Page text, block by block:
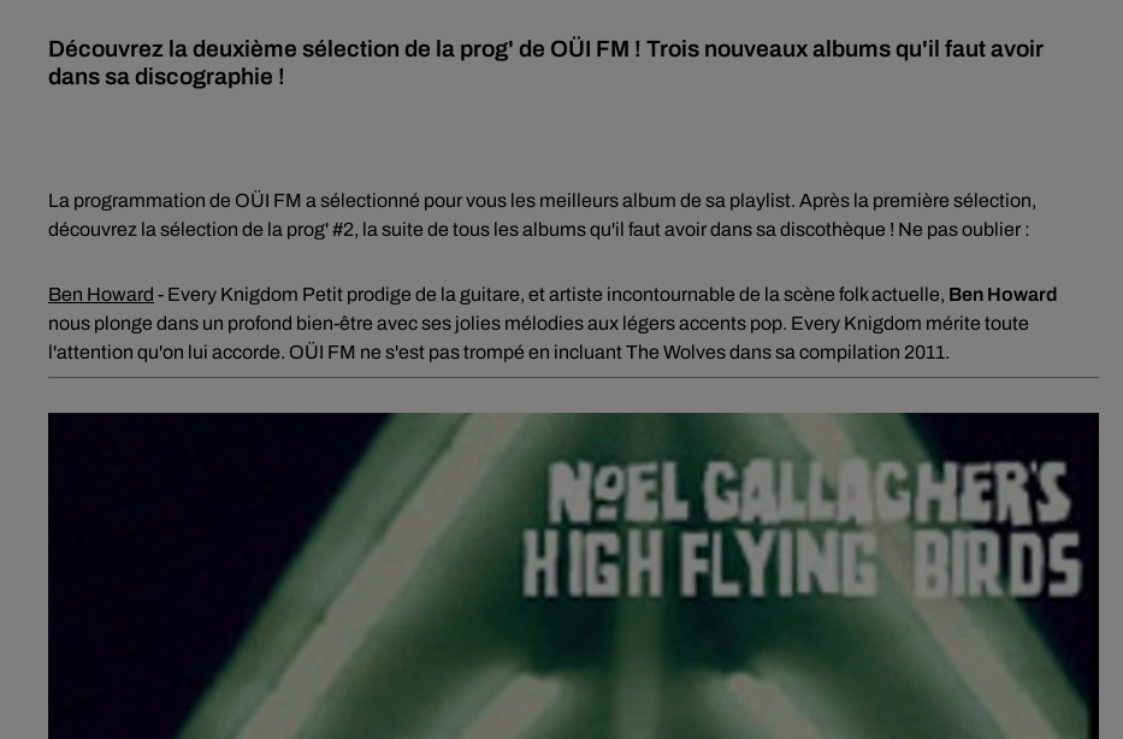
Découvrez la deuxième sélection de la prog' de OÜI FM ! Trois nouveaux albums qu'il faut avoir
dans sa discographie !
La programmation de OÜI FM a sélectionné pour vous les meilleurs album de sa playlist. Après la première sélection,
découvrez la sélection de la prog' #2, la suite de tous les albums qu'il faut avoir dans sa discothèque ! Ne pas oublier :
Ben Howard - Every Knigdom Petit prodige de la guitare, et artiste incontournable de la scène folk actuelle, Ben Howard
nous plonge dans un profond bien-être avec ses jolies mélodies aux légers accents pop. Every Knigdom mérite toute
l'attention qu'on lui accorde. OÜI FM ne s'est pas trompé en incluantThe Wolvesdans sa compilation 2011.